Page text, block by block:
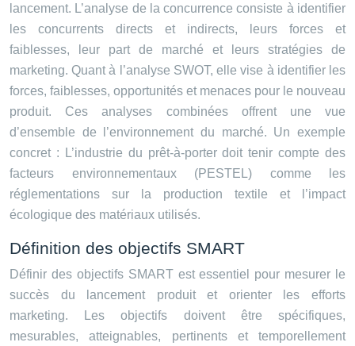
lancement. L’analyse de la concurrence consiste à identifier
les concurrents directs et indirects, leurs forces et
faiblesses, leur part de marché et leurs stratégies de
marketing. Quant à l’analyse SWOT, elle vise à identifier les
forces, faiblesses, opportunités et menaces pour le nouveau
produit. Ces analyses combinées offrent une vue
d’ensemble de l’environnement du marché. Un exemple
concret : L’industrie du prêt-à-porter doit tenir compte des
facteurs environnementaux (PESTEL) comme les
réglementations sur la production textile et l’impact
écologique des matériaux utilisés.
Définition des objectifs SMART
Définir des objectifs SMART est essentiel pour mesurer le
succès du lancement produit et orienter les efforts
marketing. Les objectifs doivent être spécifiques,
mesurables, atteignables, pertinents et temporellement